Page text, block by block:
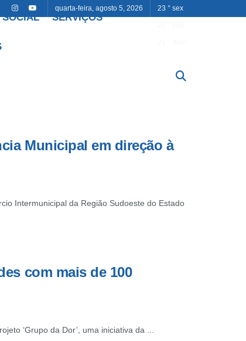
quarta-feira, agosto 5, 2026 23 ° sex
SOCIAL SERVIÇOS
Municipal em direção à
Intermunicipal da Região Sudoeste do Estado
com mais de 100
‘Grupo da Dor’, uma iniciativa da ...